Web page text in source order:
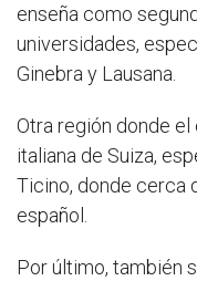
enseña como
universidades,
Ginebra y Lausana.
Otra región donde
italiana de Suiza,
Ticino, donde cerca
español.
Por último, también